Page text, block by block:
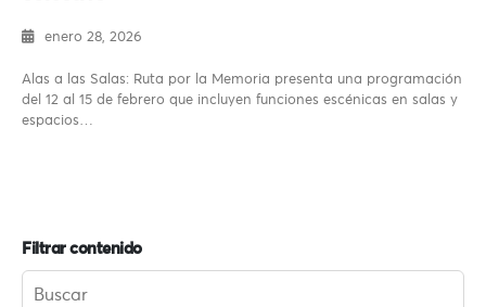
enero 28, 2026
Alas a las Salas: Ruta por la Memoria presenta una programación
del 12 al 15 de febrero que incluyen funciones escénicas en salas y
espacios…
Filtrar contenido